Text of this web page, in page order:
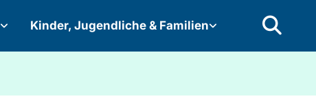
Kinder, Jugendliche & Familien